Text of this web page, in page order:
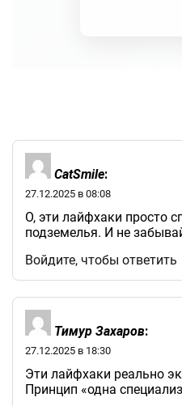
CatSmile:
27.12.2025 в 08:08
О, эти лайфхаки просто
подземелья. И не
Войдите, чтобы ответить
Тимур Захаров:
27.12.2025 в 18:30
Эти лайфхаки реально
Принцип «одна